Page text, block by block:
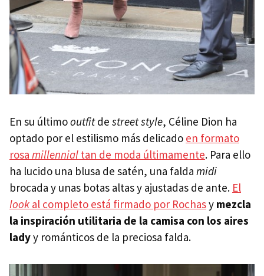
En su últimooutfitde street style, Céline Dion ha
optado por el estilismo más delicado en formato
rosa millennial tan de moda últimamente. Para ello
ha lucido una blusa de satén, una falda midi
brocada y unas botas altas y ajustadas de ante. El
look al completo está firmado por Rochasy mezcla
la inspiración utilitaria de la camisa con los aires
ladyy románticos de la preciosa falda.